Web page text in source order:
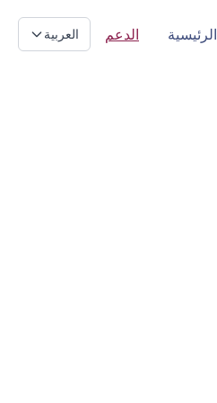
الرئيسية الدعم العربية